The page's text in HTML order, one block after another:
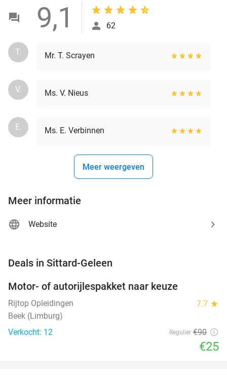
9,1 62
T. Mr. T. Scrayen
V. Ms. V. Nieus
E. Ms. E. Verbinnen
Meer weergeven
Meer informatie
Website
Deals in Sittard-Geleen
Motor- of autorijlespakket naar keuze
Rijtop Opleidingen 7.7 star
Beek (Limburg)
Verkocht: 12
Regulier €90
€25